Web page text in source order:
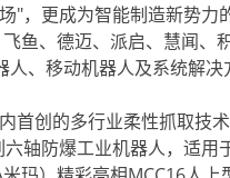
，更成为智能制造新势力
鱼、德迈、派启、慧闻、
、移动机器人及系统解决
创的多行业柔性抓取技
轴防爆工业机器人，适用